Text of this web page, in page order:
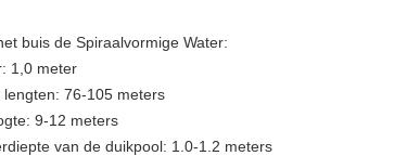
buis de Spiraalvormige Water:
1,0 meter
lengten: 76-105 meters
9-12 meters
van de duikpool: 1.0-1.2 meters